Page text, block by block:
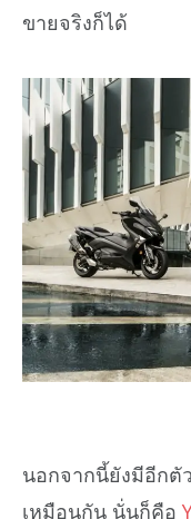
ขายจริงก็ได้
นอกจากนี้ยังมีอีกตั
เหมือนกัน นั่นก็คือ